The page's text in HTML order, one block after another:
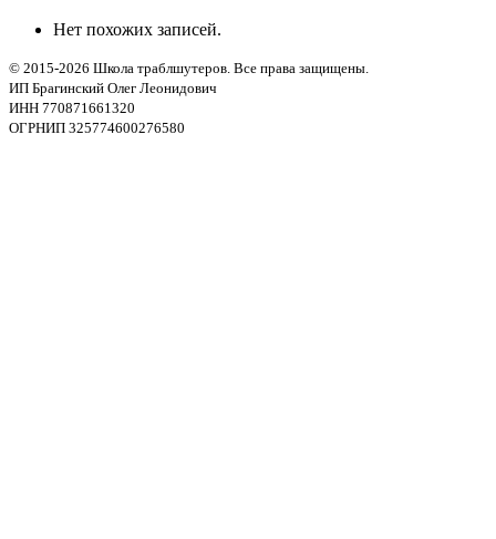
Нет похожих записей.
© 2015-2026 Школа траблшутеров. Все права защищены.
ИП Брагинский Олег Леонидович
ИНН 770871661320
ОГРНИП 325774600276580